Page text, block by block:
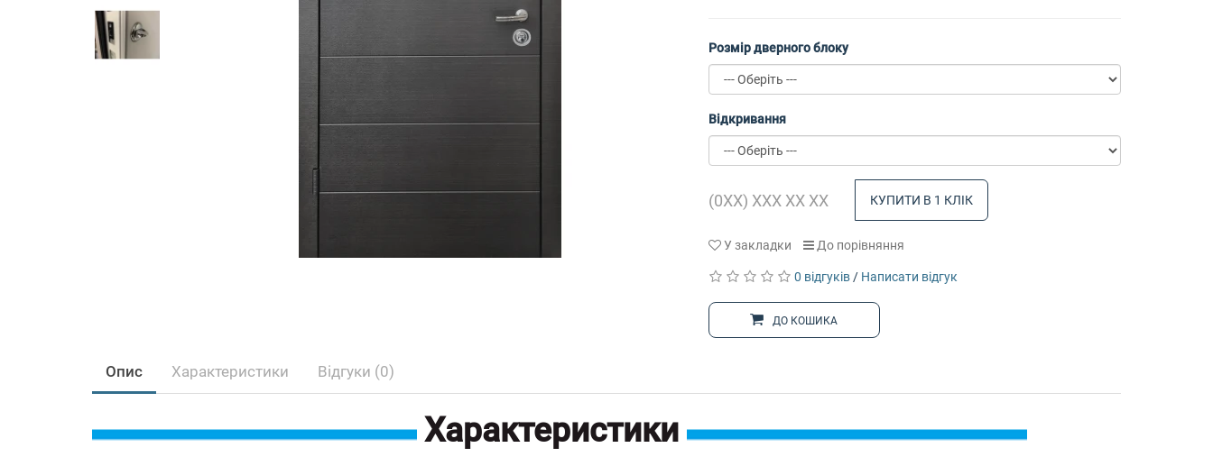
Розмір дверного блоку
Відкривання
КУПИТИ В 1 КЛІК
У закладки До порівняння
0 відгуків/ Написати відгук
ДО КОШИКА
Опис Характеристики Відгуки (0)
Характеристики